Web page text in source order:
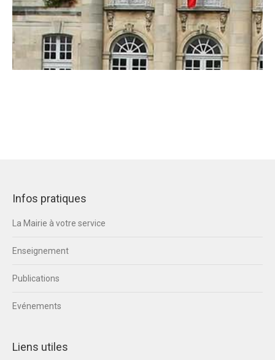
Infos pratiques
La Mairie à votre service
Enseignement
Publications
Evénements
Liens utiles